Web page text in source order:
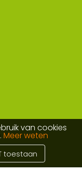
van cookies
Meer weten
toestaan